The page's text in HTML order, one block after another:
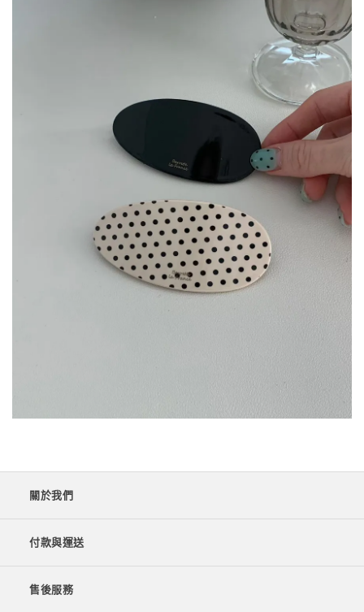
關於我們
付款與運送
售後服務